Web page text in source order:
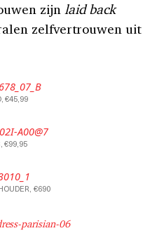
zijn laid back
zelfvertrouwen uit
€45,99
€99,95
€690